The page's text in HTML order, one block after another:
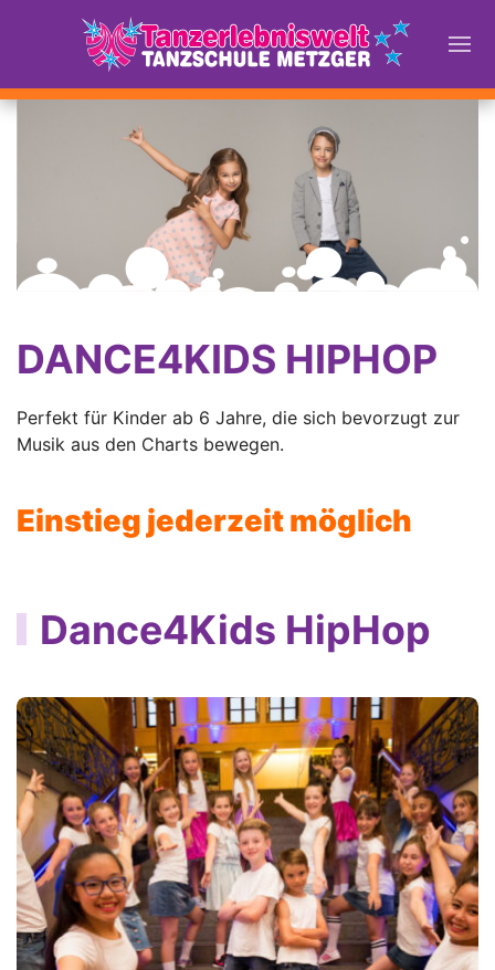
DANCE4KIDS HIPHOP
Perfekt für Kinder ab 6 Jahre, die sich bevorzugt zur
Musik aus den Charts bewegen.
Einstieg jederzeit möglich
Dance4Kids HipHop